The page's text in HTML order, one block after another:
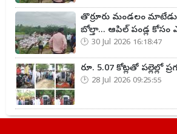
తొర్రూరు మండలం మాటేడు
బోల్తా... ఆపిల్ పండ్ల
30 Jul 2026 16:18:47
రూ. 5.07 కోట్లతో పల్లెల్లో
28 Jul 2026 09:25:55